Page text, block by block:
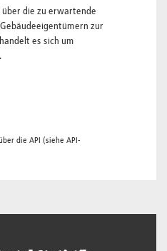
die zu erwartende
zur
es sich um
die API (siehe API-